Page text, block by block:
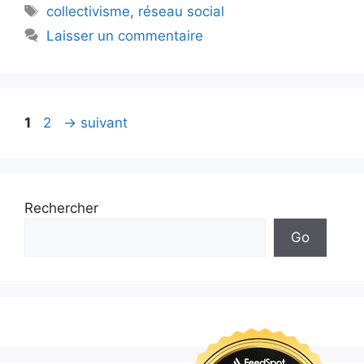
Étiquettes
collectivisme, réseau social
Laisser un commentaire
Page
1 Page
2 → suivant
Rechercher
Go